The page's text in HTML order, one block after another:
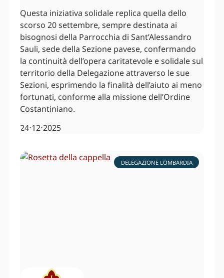
Questa iniziativa solidale replica quella dello
scorso 20 settembre, sempre destinata ai
bisognosi della Parrocchia di Sant’Alessandro
Sauli, sede della Sezione pavese, confermando
la continuità dell’opera caritatevole e solidale sul
territorio della Delegazione attraverso le sue
Sezioni, esprimendo la finalità dell’aiuto ai meno
fortunati, conforme alla missione dell’Ordine
Costantiniano.
24⋅12⋅2025
DELEGAZIONE LOMBARDIA